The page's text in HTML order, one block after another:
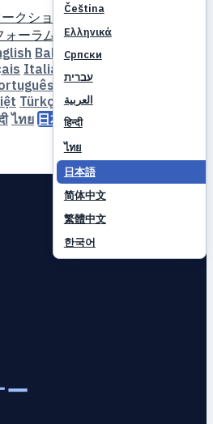
Čeština
Ελληνικά
Српски
עברית
العربية
हिन्दी
ไทย
日本語
简体中文
繁體中文
한국어
クション価格推移
ォーラム
Bahasa Indonesia
Italiano
Română
Türkçe Čeština
ไทย 日本語 简体中文
ー